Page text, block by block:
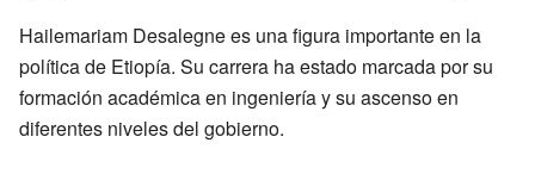
Hailemariam Desalegne es una figura importante en la
política de Etiopía. Su carrera ha estado marcada por su
formación académica en ingeniería y su ascenso en
diferentes niveles del gobierno.